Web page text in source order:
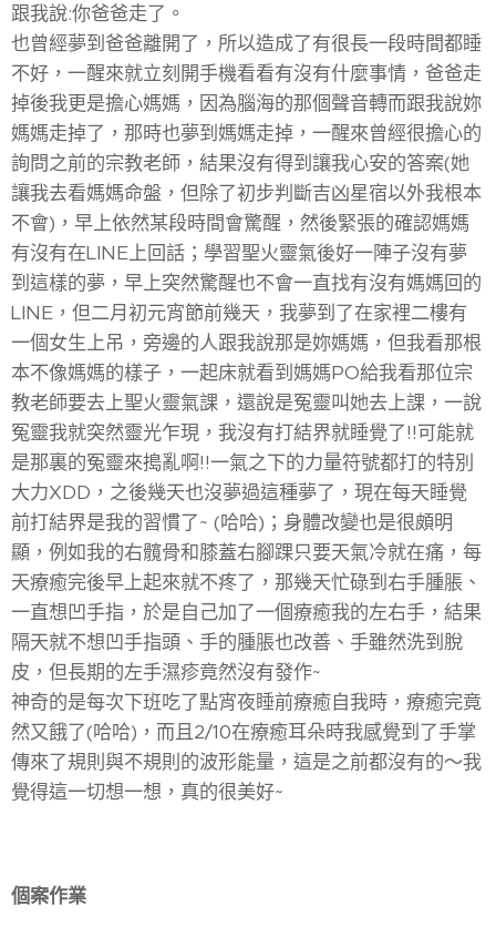
跟我說:你爸爸走了。
也曾經夢到爸爸離開了，所以造成了有很長一段時間都睡
不好，一醒來就立刻開手機看看有沒有什麼事情，爸爸走
掉後我更是擔心媽媽，因為腦海的那個聲音轉而跟我說妳
媽媽走掉了，那時也夢到媽媽走掉，一醒來曾經很擔心的
詢問之前的宗教老師，結果沒有得到讓我心安的答案(她
讓我去看媽媽命盤，但除了初步判斷吉凶星宿以外我根本
不會)，早上依然某段時間會驚醒，然後緊張的確認媽媽
有沒有在LINE上回話；學習聖火靈氣後好一陣子沒有夢
到這樣的夢，早上突然驚醒也不會一直找有沒有媽媽回的
LINE，但二月初元宵節前幾天，我夢到了在家裡二樓有
一個女生上吊，旁邊的人跟我說那是妳媽媽，但我看那根
本不像媽媽的樣子，一起床就看到媽媽PO給我看那位宗
教老師要去上聖火靈氣課，還說是冤靈叫她去上課，一說
冤靈我就突然靈光乍現，我沒有打結界就睡覺了!!可能就
是那裏的冤靈來搗亂啊!!一氣之下的力量符號都打的特別
大力XDD，之後幾天也沒夢過這種夢了，現在每天睡覺
前打結界是我的習慣了~ (哈哈)；身體改變也是很頗明
顯，例如我的右髖骨和膝蓋右腳踝只要天氣冷就在痛，每
天療癒完後早上起來就不疼了，那幾天忙碌到右手腫脹、
一直想凹手指，於是自己加了一個療癒我的左右手，結果
隔天就不想凹手指頭、手的腫脹也改善、手雖然洗到脫
皮，但長期的左手濕疹竟然沒有發作~
神奇的是每次下班吃了點宵夜睡前療癒自我時，療癒完竟
然又餓了(哈哈)，而且2/10在療癒耳朵時我感覺到了手掌
傳來了規則與不規則的波形能量，這是之前都沒有的～我
覺得這一切想一想，真的很美好~
個案作業